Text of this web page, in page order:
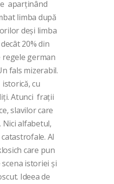
aparținând
limba după
deși limba
20% din
regele german
fals mizerabil.
cu
Atunci frații
slavilor care
alfabetul,
Al
care pun
istoriei și
Ideea de